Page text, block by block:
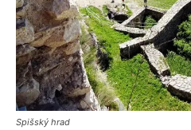
Spišský hrad